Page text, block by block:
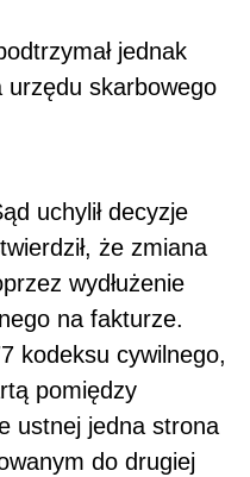
jednak
urzędu skarbowego
uchylił decyzje
że zmiana
wydłużenie
na fakturze.
kodeksu cywilnego,
pomiędzy
ustnej jedna strona
do drugiej